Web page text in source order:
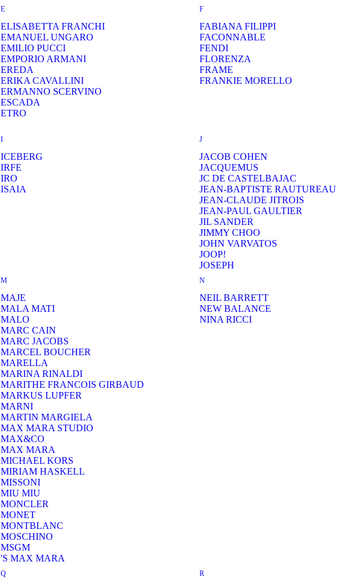
E
ELISABETTA FRANCHI
EMANUEL UNGARO
EMILIO PUCCI
EMPORIO ARMANI
EREDA
ERIKA CAVALLINI
ERMANNO SCERVINO
ESCADA
ETRO
F
FABIANA FILIPPI
FACONNABLE
FENDI
FLORENZA
FRAME
FRANKIE MORELLO
I
ICEBERG
IRFE
IRO
ISAIA
J
JACOB COHEN
JACQUEMUS
JC DE CASTELBAJAC
JEAN-BAPTISTE RAUTUREAU
JEAN-CLAUDE JITROIS
JEAN-PAUL GAULTIER
JIL SANDER
JIMMY CHOO
JOHN VARVATOS
JOOP!
JOSEPH
M
MAJE
MALA MATI
MALO
MARC CAIN
MARC JACOBS
MARCEL BOUCHER
MARELLA
MARINA RINALDI
MARITHE FRANCOIS GIRBAUD
MARKUS LUPFER
MARNI
MARTIN MARGIELA
MAX MARA STUDIO
MAX&CO
MAX MARA
MICHAEL KORS
MIRIAM HASKELL
MISSONI
MIU MIU
MONCLER
MONET
MONTBLANC
MOSCHINO
MSGM
'S MAX MARA
N
NEIL BARRETT
NEW BALANCE
NINA RICCI
Q R